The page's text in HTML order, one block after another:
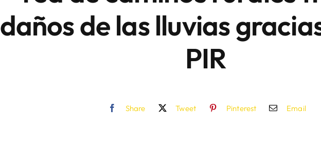
daños de las lluvias
PIR
Share Tweet Pinterest Email